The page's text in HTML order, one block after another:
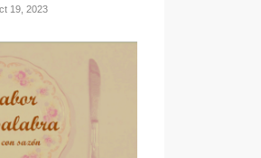
19, 2023